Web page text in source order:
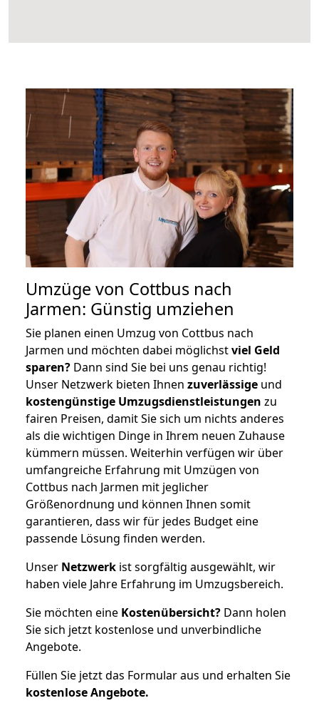
Umzüge von Cottbus nach
Jarmen: Günstig umziehen
Sie planen einen Umzug von Cottbus nach
Jarmen und möchten dabei möglichstviel Geld
sparen? Dann sind Sie bei uns genau richtig!
Unser Netzwerk bieten Ihnen zuverlässige und
kostengünstige Umzugsdienstleistungen zu
fairen Preisen, damit Sie sich um nichts anderes
als die wichtigen Dinge in Ihrem neuen Zuhause
kümmern müssen. Weiterhin verfügen wir über
umfangreiche Erfahrung mit Umzügen von
Cottbus nach Jarmen mit jeglicher
Größenordnung und können Ihnen somit
garantieren, dass wir für jedes Budget eine
passende Lösung finden werden.
Unser Netzwerk ist sorgfältig ausgewählt, wir
haben viele Jahre Erfahrung im Umzugsbereich.
Sie möchten eine Kostenübersicht? Dann holen
Sie sich jetzt kostenlose und unverbindliche
Angebote.
Füllen Sie jetzt das Formular aus und erhalten Sie
kostenloseAngebote.